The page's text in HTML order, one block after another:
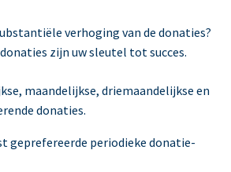
verhoging van de donaties?
zijn uw sleutel tot succes.
maandelijkse, driemaandelijkse en
donaties.
geprefereerde periodieke donatie-